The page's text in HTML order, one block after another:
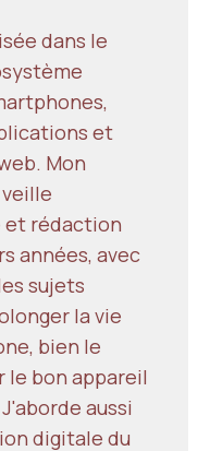
dans le
et
Mon
rédaction
années, avec
sujets
la vie
bien le
le bon appareil
aussi
digitale du